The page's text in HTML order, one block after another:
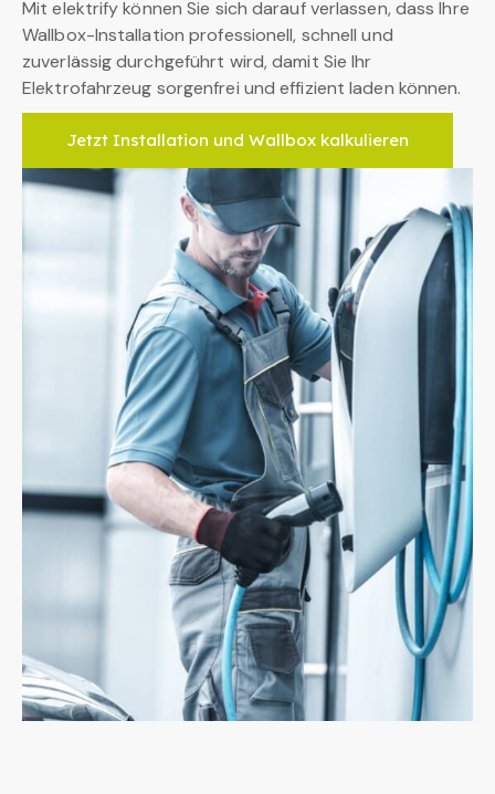
Mit elektrify können Sie sich darauf verlassen, dass Ihre
Wallbox-Installation professionell, schnell und
zuverlässig durchgeführt wird, damit Sie Ihr
Elektrofahrzeug sorgenfrei und effizient laden können.
Jetzt Installation und Wallbox kalkulieren